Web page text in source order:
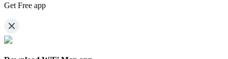
Get Free app